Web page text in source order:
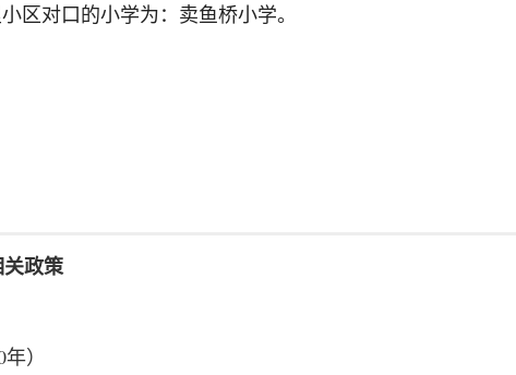
区对口的小学为：卖鱼桥小学。
政策
）